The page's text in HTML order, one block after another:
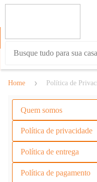
Home Política de
Quem somos
Política de privacidade
Política de entrega
Política de pagamento